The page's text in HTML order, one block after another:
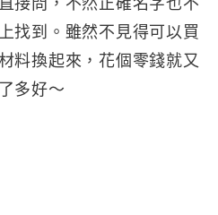
接問，不然正確名字也不
找到。雖然不見得可以買
料換起來，花個零錢就又
多好～